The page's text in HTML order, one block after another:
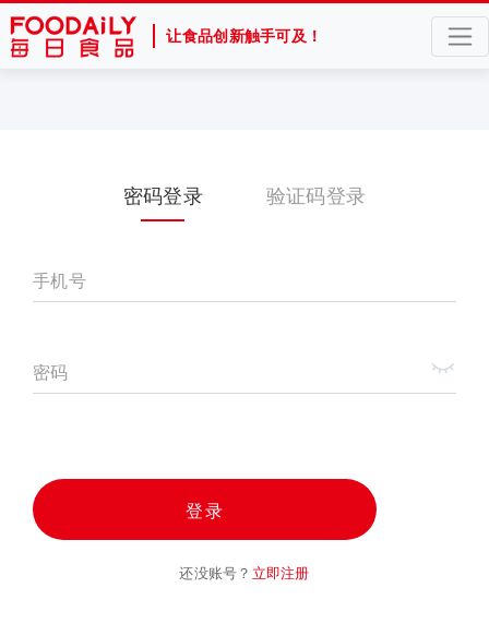
让食品创新触手可及！
密码登录 验证码登录
手机号
密码
登录
还没账号？ 立即注册